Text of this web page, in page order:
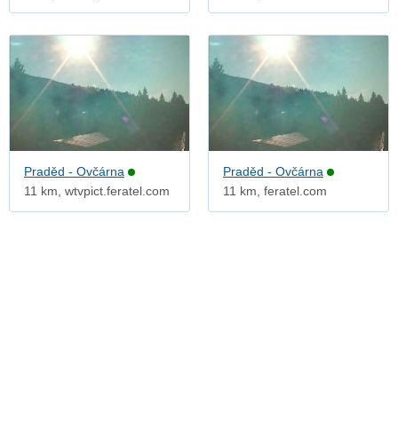
Praděd - Ovčárna
11 km, wtvpict.feratel.com
Praděd - Ovčárna
11 km, feratel.com